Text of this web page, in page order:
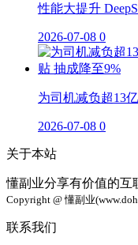
性能大提升
2026-07-08 0
为司机减负超13
2026-07-08 0
关于本站
懂副业分享有价值的互
Copyright @ 懂副业
联系我们